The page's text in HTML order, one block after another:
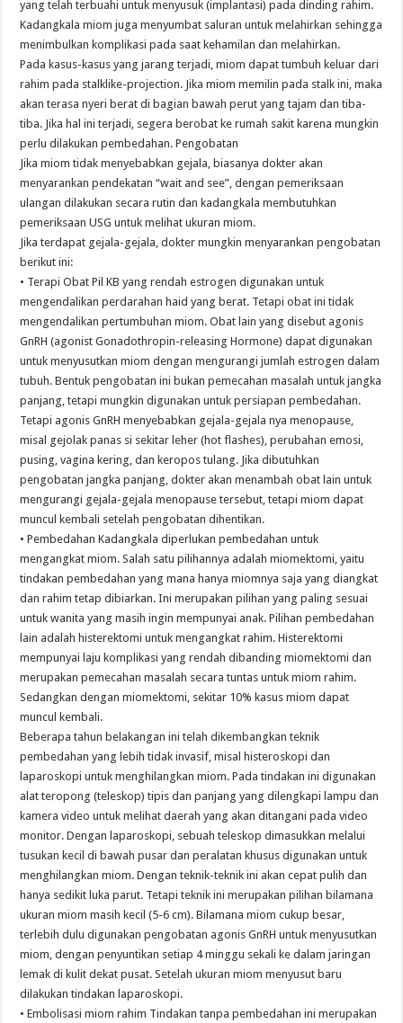
yang telah terbuahi untuk menyusuk (implantasi) pada dinding rahim.
Kadangkala miom juga menyumbat saluran untuk melahirkan sehingga
menimbulkan komplikasi pada saat kehamilan dan melahirkan.
Pada kasus-kasus yang jarang terjadi, miom dapat tumbuh keluar dari
rahim pada stalklike-projection. Jika miom memilin pada stalk ini, maka
akan terasa nyeri berat di bagian bawah perut yang tajam dan tiba-
tiba. Jika hal ini terjadi, segera berobat ke rumah sakit karena mungkin
perlu dilakukan pembedahan. Pengobatan
Jika miom tidak menyebabkan gejala, biasanya dokter akan
menyarankan pendekatan “wait and see”, dengan pemeriksaan
ulangan dilakukan secara rutin dan kadangkala membutuhkan
pemeriksaan USG untuk melihat ukuran miom.
Jika terdapat gejala-gejala, dokter mungkin menyarankan pengobatan
berikut ini:
• Terapi Obat Pil KB yang rendah estrogen digunakan untuk
mengendalikan perdarahan haid yang berat. Tetapi obat ini tidak
mengendalikan pertumbuhan miom. Obat lain yang disebut agonis
GnRH (agonist Gonadothropin-releasing Hormone) dapat digunakan
untuk menyusutkan miom dengan mengurangi jumlah estrogen dalam
tubuh. Bentuk pengobatan ini bukan pemecahan masalah untuk jangka
panjang, tetapi mungkin digunakan untuk persiapan pembedahan.
Tetapi agonis GnRH menyebabkan gejala-gejala nya menopause,
misal gejolak panas si sekitar leher (hot flashes), perubahan emosi,
pusing, vagina kering, dan keropos tulang. Jika dibutuhkan
pengobatan jangka panjang, dokter akan menambah obat lain untuk
mengurangi gejala-gejala menopause tersebut, tetapi miom dapat
muncul kembali setelah pengobatan dihentikan.
• Pembedahan Kadangkala diperlukan pembedahan untuk
mengangkat miom. Salah satu pilihannya adalah miomektomi, yaitu
tindakan pembedahan yang mana hanya miomnya saja yang diangkat
dan rahim tetap dibiarkan. Ini merupakan pilihan yang paling sesuai
untuk wanita yang masih ingin mempunyai anak. Pilihan pembedahan
lain adalah histerektomi untuk mengangkat rahim. Histerektomi
mempunyai laju komplikasi yang rendah dibanding miomektomi dan
merupakan pemecahan masalah secara tuntas untuk miom rahim.
Sedangkan dengan miomektomi, sekitar 10% kasus miom dapat
muncul kembali.
Beberapa tahun belakangan ini telah dikembangkan teknik
pembedahan yang lebih tidak invasif, misal histeroskopi dan
laparoskopi untuk menghilangkan miom. Pada tindakan ini digunakan
alat teropong (teleskop) tipis dan panjang yang dilengkapi lampu dan
kamera video untuk melihat daerah yang akan ditangani pada video
monitor. Dengan laparoskopi, sebuah teleskop dimasukkan melalui
tusukan kecil di bawah pusar dan peralatan khusus digunakan untuk
menghilangkan miom. Dengan teknik-teknik ini akan cepat pulih dan
hanya sedikit luka parut. Tetapi teknik ini merupakan pilihan bilamana
ukuran miom masih kecil (5-6 cm). Bilamana miom cukup besar,
terlebih dulu digunakan pengobatan agonis GnRH untuk menyusutkan
miom, dengan penyuntikan setiap 4 minggu sekali ke dalam jaringan
lemak di kulit dekat pusat. Setelah ukuran miom menyusut baru
dilakukan tindakan laparoskopi.
• Embolisasi miom rahim Tindakan tanpa pembedahan ini merupakan